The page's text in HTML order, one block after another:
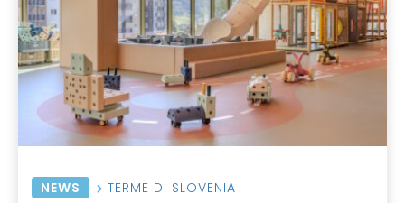
NEWS TERME DI SLOVENIA